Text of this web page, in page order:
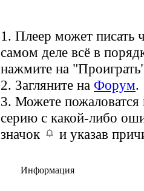
1. Плеер может писать
самом деле всё в
нажмите на
2. Загляните на Форум.
3. Можете
серию с какой-либо
значок
и указав
Информация